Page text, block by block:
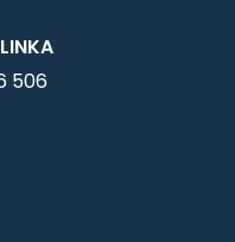
506